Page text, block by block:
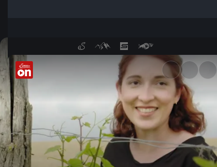
Starke Frauen, starke